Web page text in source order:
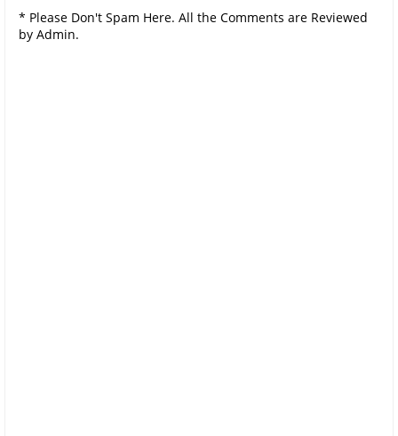
* Please Don't Spam Here. All the Comments are Reviewed
by Admin.